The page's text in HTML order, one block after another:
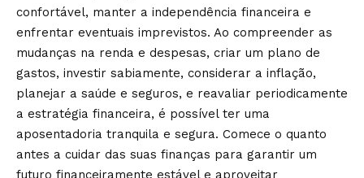
confortável, manter a independência financeira e
enfrentar eventuais imprevistos. Ao compreender as
mudanças na renda e despesas, criar um plano de
gastos, investir sabiamente, considerar a inflação,
planejar a saúde e seguros, e reavaliar periodicamente
a estratégia financeira, é possível ter uma
aposentadoria tranquila e segura. Comece o quanto
antes a cuidar das suas finanças para garantir um
futuro financeiramente estável e aproveitar